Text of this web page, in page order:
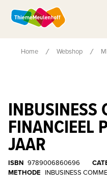
Home Webshop
INBUSINESS
FINANCIEEL
JAAR
ISBN 9789006860696
METHODE INBUSINESS